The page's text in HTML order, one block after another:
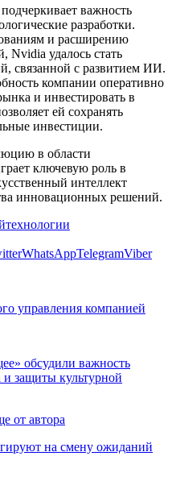
важность
разработки.
и расширению
Nvidia удалось стать
связанной с развитием ИИ.
компании оперативно
и инвестировать в
ей сохранять
инвестиции.
в области
ключевую роль в
интеллект
инновационных решений.
технологии
WhatsAppTelegramViber
управления компанией
обсудили важность
и защиты культурной
от автора
на смену ожиданий